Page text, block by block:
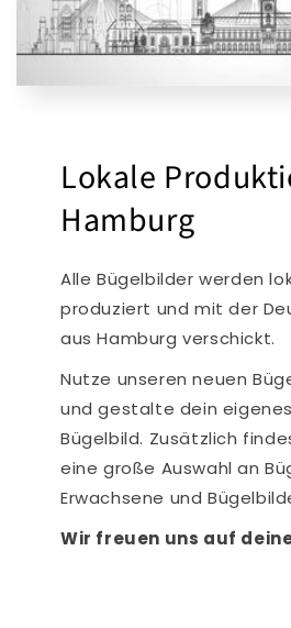
Lokale
Hamburg
Alle Bügelbilder werden
produziert und mit der
aus Hamburg verschickt.
Nutze unseren neuen
und gestalte dein
Bügelbild. Zusätzlich
eine große Auswahl an
Erwachsene und
Wir freuen uns auf